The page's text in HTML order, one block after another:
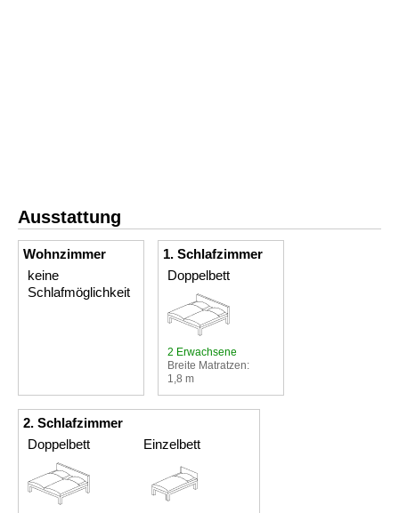
Ausstattung
Wohnzimmer
keine
Schlafmöglichkeit
1. Schlafzimmer
Doppelbett
2 Erwachsene
Breite Matratzen:
1,8 m
2. Schlafzimmer
Doppelbett
Einzelbett